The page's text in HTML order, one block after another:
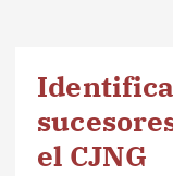
el CJNG